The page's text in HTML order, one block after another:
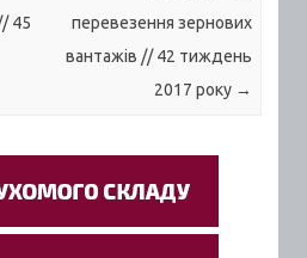
45
перевезення зернових
вантажів // 42 тиждень
2017 року →